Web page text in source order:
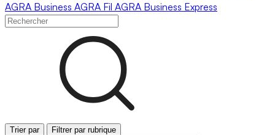
AGRA Business AGRA Fil AGRA Business Express
Trier par Filtrer par rubrique